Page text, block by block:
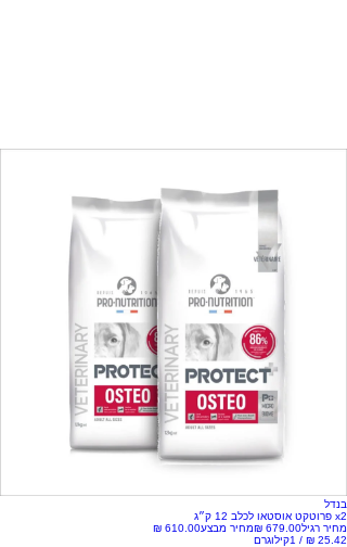
בנדל
x2 פרוטקט אוסטאו לכלב 12 ק״ג
מחיר רגיל
מחיר מבצע
/ 1קילוגרם